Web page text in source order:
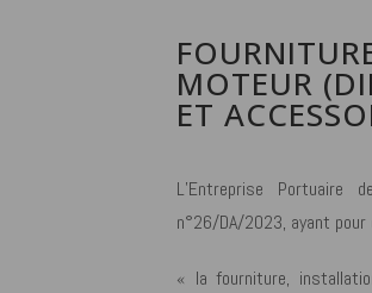
MOTEUR
ET
L’Entreprise Portuaire
n°26/DA/2023, ayant pour
« la fourniture,